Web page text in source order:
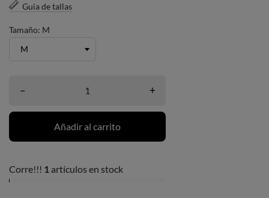
Guia de tallas
Tamaño: M
– +
Añadir al carrito
Corre!!! 1artículos en stock